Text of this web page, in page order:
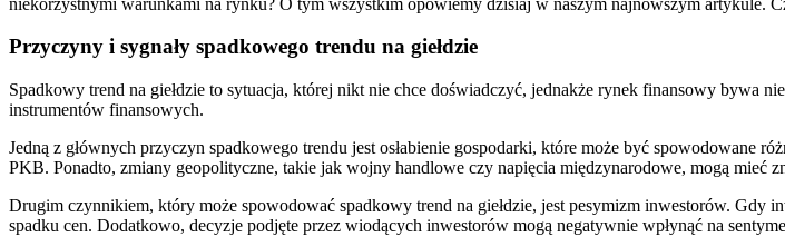
Przyczyny i sygnały spadkowego trendu na giełdzie
Spadkowy trend na giełdzie to sytuacja, której nikt​ nie ⁢chce doświadczyć, jednakże rynek finansowy
⁣instrumentów finansowych.
Jedną z głównych przyczyn spadkowego trendu jest osłabienie gospodarki, które może być
PKB.⁣ Ponadto, zmiany geopolityczne, takie jak wojny‌ handlowe czy napięcia międzynarodowe, mogą mieć
Drugim​ czynnikiem, który może spowodować spadkowy⁣ trend na giełdzie, jest​ pesymizm‌ inwestorów. Gdy
spadku cen. Dodatkowo, decyzje podjęte przez ⁣wiodących inwestorów mogą negatywnie wpłynąć na